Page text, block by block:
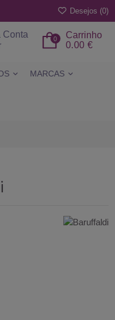
Desejos (0)
Conta
Carrinho
0
0.00 €
MARCAS